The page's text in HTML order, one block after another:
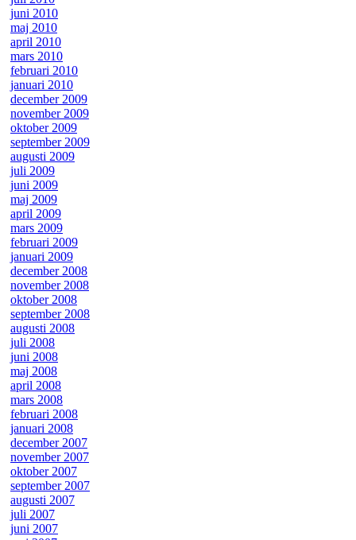
juni 2010
maj 2010
april 2010
mars 2010
februari 2010
januari 2010
december 2009
november 2009
oktober 2009
september 2009
augusti 2009
juli 2009
juni 2009
maj 2009
april 2009
mars 2009
februari 2009
januari 2009
december 2008
november 2008
oktober 2008
september 2008
augusti 2008
juli 2008
juni 2008
maj 2008
april 2008
mars 2008
februari 2008
januari 2008
december 2007
november 2007
oktober 2007
september 2007
augusti 2007
juli 2007
juni 2007